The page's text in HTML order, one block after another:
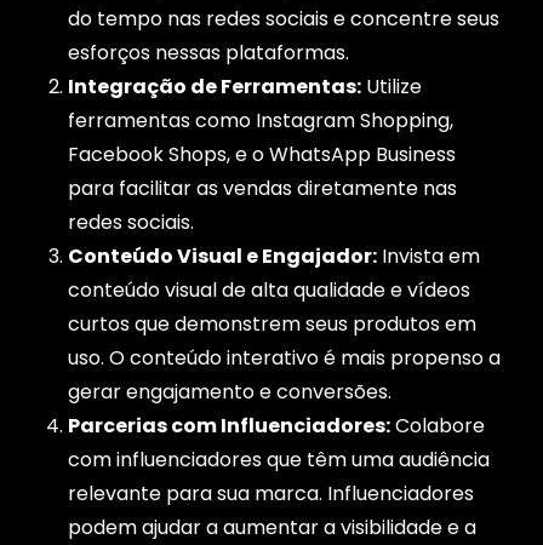
do tempo nas redes sociais e concentre seus
esforços nessas plataformas.
Integração de Ferramentas: Utilize
ferramentas como Instagram Shopping,
Facebook Shops, e o WhatsApp Business
para facilitar as vendas diretamente nas
redes sociais.
Conteúdo Visual e Engajador: Invista em
conteúdo visual de alta qualidade e vídeos
curtos que demonstrem seus produtos em
uso. O conteúdo interativo é mais propenso a
gerar engajamento e conversões.
Parcerias com Influenciadores:Colabore
com influenciadores que têm uma audiência
relevante para sua marca. Influenciadores
podem ajudar a aumentar a visibilidade e a